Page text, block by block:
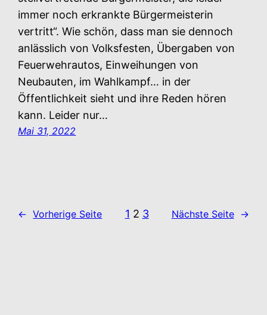
immer noch erkrankte Bürgermeisterin
vertritt“. Wie schön, dass man sie dennoch
anlässlich von Volksfesten, Übergaben von
Feuerwehrautos, Einweihungen von
Neubauten, im Wahlkampf… in der
Öffentlichkeit sieht und ihre Reden hören
kann. Leider nur…
Mai 31, 2022
← Vorherige Seite 1 2 3 Nächste Seite →